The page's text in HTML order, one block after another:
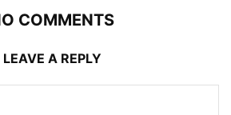
COMMENTS
LEAVE A REPLY